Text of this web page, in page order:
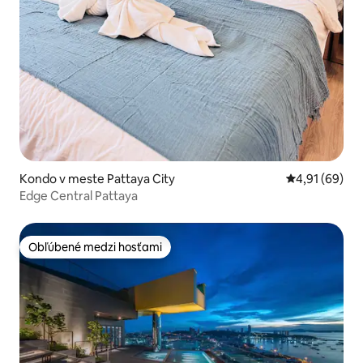
Kondo v meste Pattaya City Priemerné
4,91 (69)
Edge Central Pattaya
Obľúbené medzi hosťami
Obľúbené medzi hosťami